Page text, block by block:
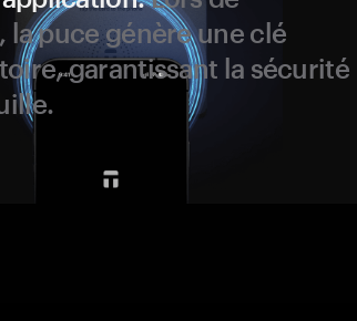
la puce génère une clé
garantissant la sécurité